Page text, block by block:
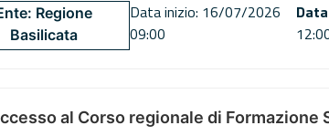
Regione
Basilicata
Data inizio: 16/07/2026
09:00
al Corso regionale di